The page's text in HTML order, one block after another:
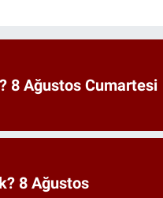
8 Ağustos Cumartesi
8 Ağustos